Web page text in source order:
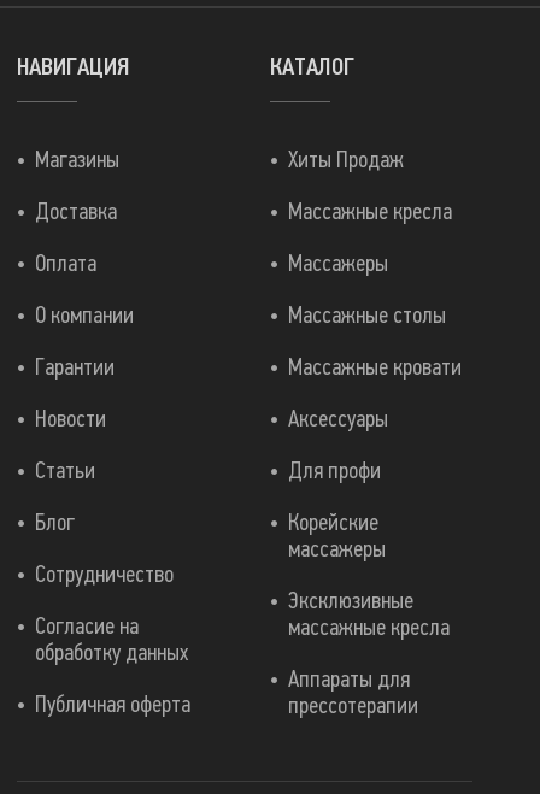
КАТАЛОГ
Хиты Продаж
Массажные кресла
Массажеры
Массажные столы
Массажные кровати
Аксессуары
Для профи
Корейские
массажеры
Эксклюзивные
массажные кресла
Аппараты для
прессотерапии
НАВИГАЦИЯ
Магазины
Доставка
Оплата
О компании
Гарантии
Новости
Статьи
Блог
Сотрудничество
Согласие на
обработку данных
Публичная оферта